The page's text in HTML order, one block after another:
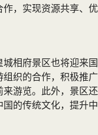
，实现资源共享、优
相府景区也将迎来国
组织的合作，积极推广
游览。此外，景区还
的传统文化，提升中